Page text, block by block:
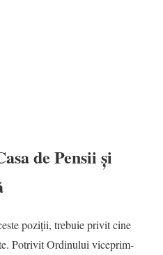
de Pensii și
poziții, trebuie privit cine
Potrivit Ordinului viceprim-